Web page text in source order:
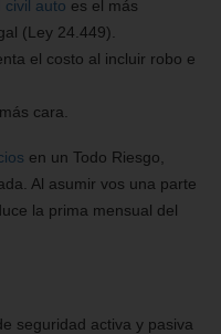
civil auto es el más
(Ley 24.449).
el costo al incluir robo e
cara.
en un Todo Riesgo,
Al asumir vos una parte
la prima mensual del
seguridad activa y pasiva